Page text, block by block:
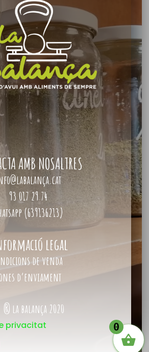
AMB NOSALTRES
93 017 29 74
(639136213)
legal
de venda
d’enviament
® la balança 2020
privacitat
0